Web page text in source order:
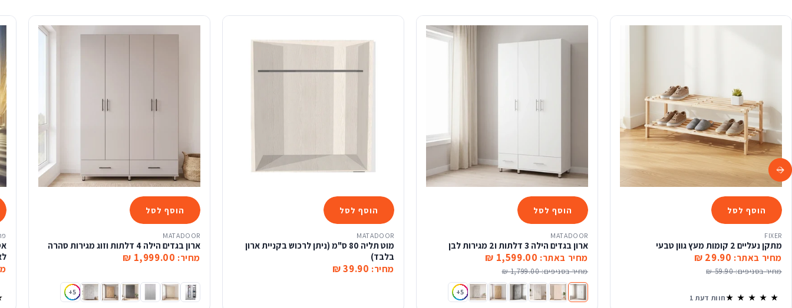
הוסף לסל
FIXER
מתקן נעליים 2 קומות מעץ גוון טבעי
מחיר באתר: 29.90 ₪
מחיר בסניפים:59.90 ₪
חוות דעת 1
הוסף לסל
MATADOOR
ארון בגדים הילה 3 דלתות ו2 מגירות לבן
מחיר באתר: 1,599.00 ₪
מחיר בסניפים:1,799.00 ₪
ארון בגדים הילה 3 דלתות ו2 מגירות לבן
ארון בגדים הילה 3 דלתות וזוג מגירות שמנת טקסטיל
ארון בגדים הילה 3 דלתות וזוג מגירות עץ מולבן
ארון בגדים הילה 3 דלתות וזוג מגירות שיש
ארון בגדים הילה 3 דלתות וזוג מגירות אלון מבוקע
ארון בגדים הילה 3 דלתות וזוג מגירות אבן
+5
הוסף לסל
MATADOOR
מוט תליה 80 ס"מ (ניתן לרכוש בקניית ארון
בלבד)
מחיר: 39.90 ₪
הוסף לסל
MATADOOR
ארון בגדים הילה 4 דלתות וזוג מגירות סהרה
מחיר: 1,999.00 ₪
ארון הילה 4 דלתות ו 2 מגירות לבןארון בגדים הילה 4 דלתות וזוג מגירות שמנת טקסטיל
ארון בגדים הילה 4 דלתות וזוג מגירות עץ מולבן
ארון בגדים הילה 4 דלתות וזוג מגירות שיש
ארון בגדים הילה 4 דלתות וזוג מגירות אלון מבוקע
ארון בגדים הילה 4 דלתות וזוג מגירות אבן
+5